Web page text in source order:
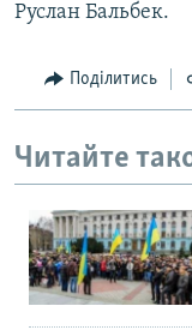
Руслан Бальбек.
Поділитись
Читайте